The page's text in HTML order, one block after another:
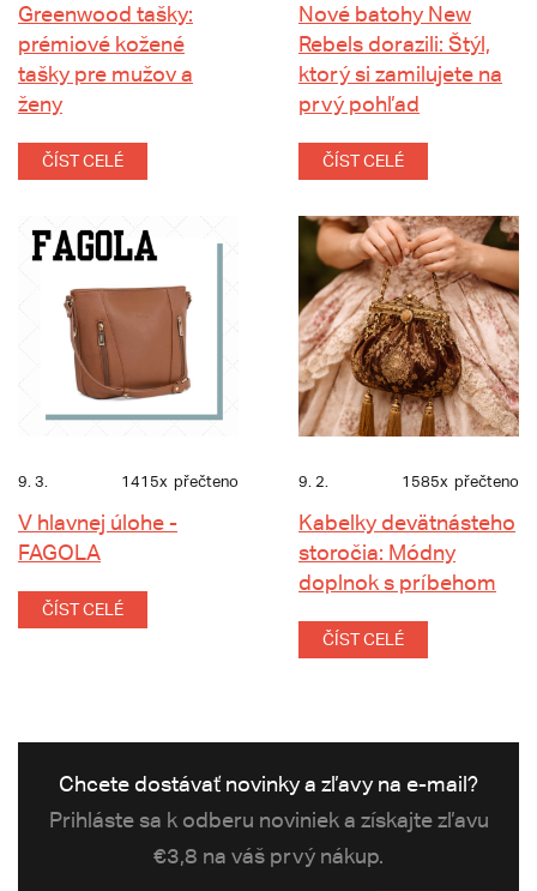
Greenwood tašky:
prémiové kožené
tašky pre mužov a
ženy
ČÍST CELÉ
Nové batohy New
Rebels dorazili: Štýl,
ktorý si zamilujete na
prvý pohľad
ČÍST CELÉ
9. 3. 1415x přečteno
V hlavnej úlohe -
FAGOLA
ČÍST CELÉ
9. 2. 1585x přečteno
Kabelky devätnásteho
storočia: Módny
doplnok s príbehom
ČÍST CELÉ
Chcete dostávať novinky a zľavy na e-mail?
Prihláste sa k odberu noviniek a získajte zľavu
€3,8 na váš prvý nákup.